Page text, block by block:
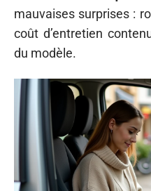
mauvaises surprises :
coût d’entretien
du modèle.